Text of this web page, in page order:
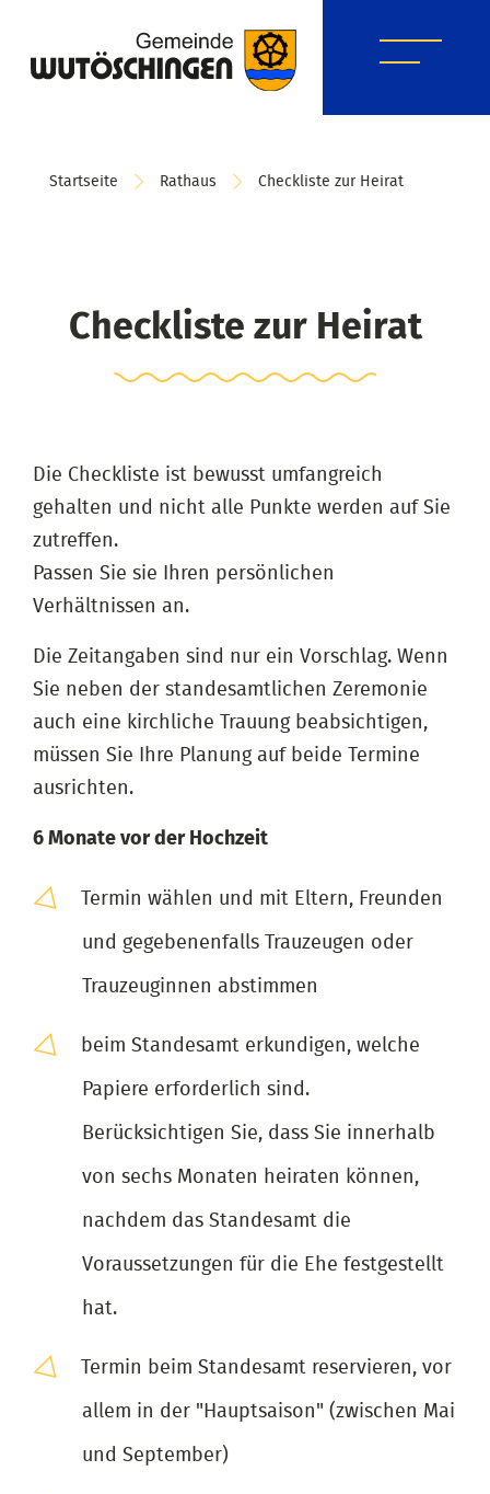
Startseite Rathaus Checkliste zur Heirat
Checkliste zur Heirat
Die Checkliste ist bewusst umfangreich
gehalten und nicht alle Punkte werden auf Sie
zutreffen.
Passen Sie sie Ihren persönlichen
Verhältnissen an.
Die Zeitangaben sind nur ein Vorschlag. Wenn
Sie neben der standesamtlichen Zeremonie
auch eine kirchliche Trauung beabsichtigen,
müssen Sie Ihre Planung auf beide Termine
ausrichten.
6 Monate vor der Hochzeit
Termin wählen und mit Eltern, Freunden
und gegebenenfalls Trauzeugen oder
Trauzeuginnen abstimmen
beim Standesamt erkundigen, welche
Papiere erforderlich sind.
Berücksichtigen Sie, dass Sie innerhalb
von sechs Monaten heiraten können,
nachdem das Standesamt die
Voraussetzungen für die Ehe festgestellt
hat.
Termin beim Standesamt reservieren, vor
allem in der "Hauptsaison" (zwischen Mai
und September)